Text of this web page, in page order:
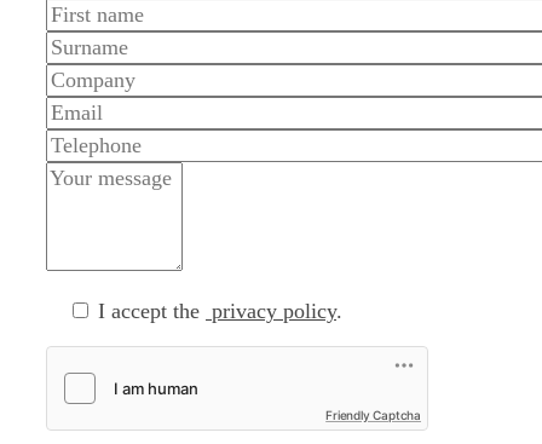
I accept the privacy policy.
Friendly Captcha